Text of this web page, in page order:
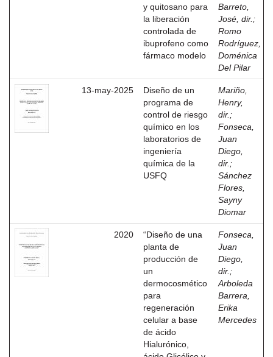
y quitosano para
la liberación
controlada de
ibuprofeno como
fármaco modelo
Barreto,
José, dir. ;
Romo
Rodríguez,
Doménica
Del Pilar
13-may-2025
Diseño de un
programa de
control de riesgo
químico en los
laboratorios de
ingeniería
química de la
USFQ
Mariño,
Henry,
dir. ;
Fonseca,
Juan
Diego,
dir. ;
Sánchez
Flores,
Sayny
Diomar
2020
“Diseño de una
planta de
producción de
un
dermocosmético
para
regeneración
celular a base
de ácido
Hialurónico,
Fonseca,
Juan
Diego,
dir. ;
Arboleda
Barrera,
Erika
Mercedes